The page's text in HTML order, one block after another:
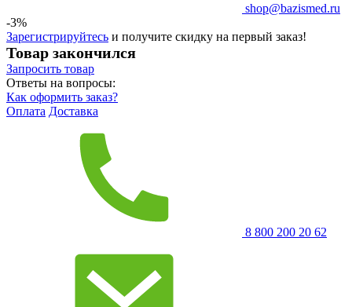
shop@bazismed.ru
-3%
Зарегистрируйтесь и получите скидку на первый заказ!
Товар закончился
Запросить товар
Ответы на вопросы:
Как оформить заказ?
Оплата Доставка
8 800 200 20 62